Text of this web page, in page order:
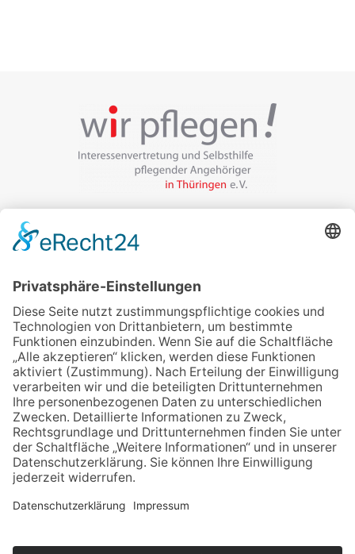
Veranstalter:
wir pflegen in Thüringen e.V.
99085 Erfurt
Email schreiben
Uns unterstützen / Spenden
Alle Termine
Übersichtskarte
Veranstaltung anmelden
Kontakt Datenschutz Impressum